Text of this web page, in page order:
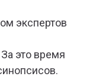
экспертов
это время